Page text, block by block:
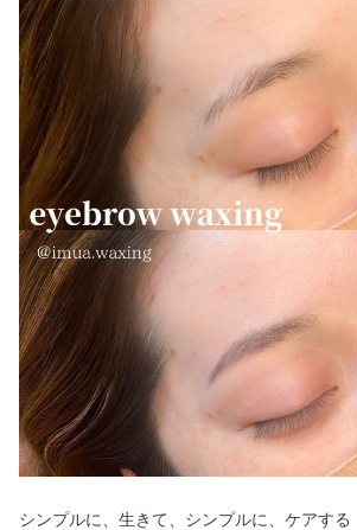
シンプルに、生きて、シンプルに、ケアする